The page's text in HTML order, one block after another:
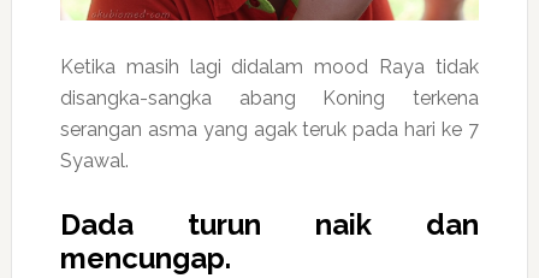
Ketika masih lagi didalam mood Raya tidak
disangka-sangka abang Koning terkena
serangan asma yang agak teruk pada hari ke 7
Syawal.
Dada turun naik dan
mencungap.